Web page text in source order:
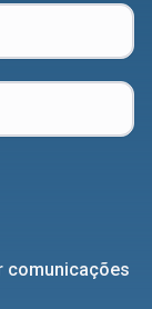
comunicações